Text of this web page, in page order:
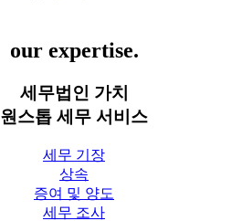
our expertise.
세무법인 가치
원스톱 세무 서비스
세무 기장
상속
증여 및 양도
세무 조사